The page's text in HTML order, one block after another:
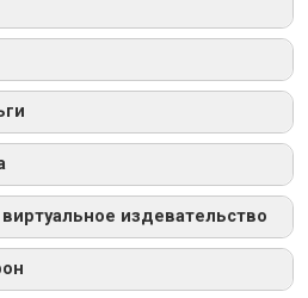
издевательство